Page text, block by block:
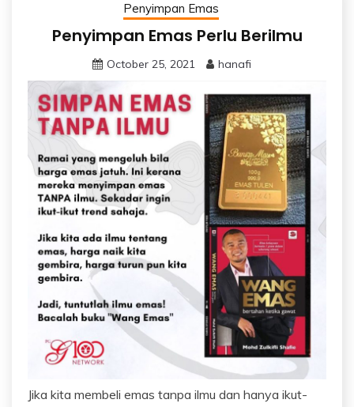
Penyimpan Emas
Penyimpan Emas Perlu Berilmu
October 25, 2021 hanafi
Jika kita membeli emas tanpa ilmu dan hanya ikut-